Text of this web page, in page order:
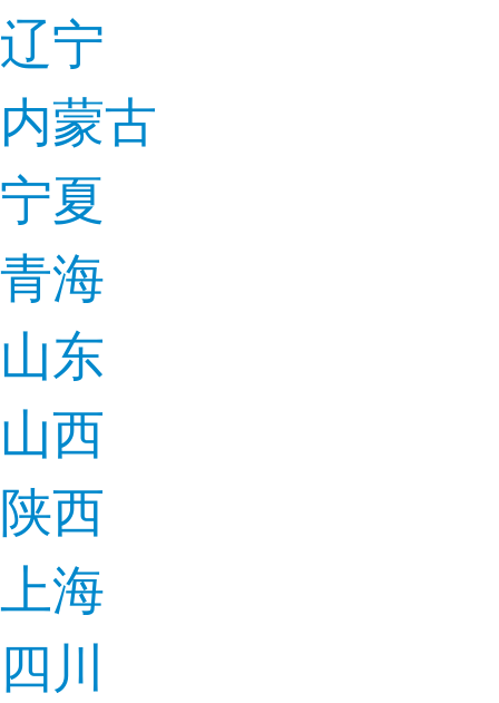
辽宁
内蒙古
宁夏
青海
山东
山西
陕西
上海
四川